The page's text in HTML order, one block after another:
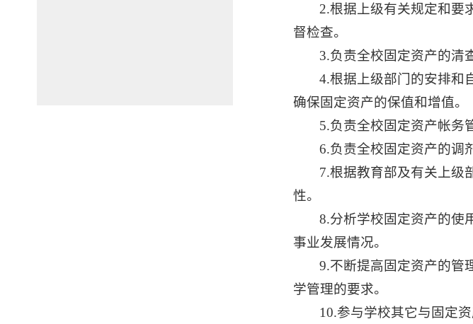
2.根据上级有关规定和要
督检查。
3.负责全校固定资产的清
4.根据上级部门的安排和
确保固定资产的保值和增值。
5.负责全校固定资产帐务
6.负责全校固定资产的调
7.根据教育部及有关上级
性。
8.分析学校固定资产的使
事业发展情况。
9.不断提高固定资产的管
学管理的要求。
10.参与学校其它与固定